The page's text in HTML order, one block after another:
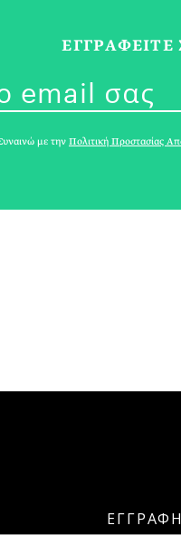
ΕΓΓPΑΦΕΙΤΕ
με τηνΠολιτική Προστασίας